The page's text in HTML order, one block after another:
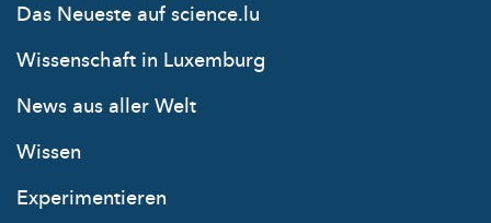
Das Neueste auf science.lu
Wissenschaft in Luxemburg
News aus aller Welt
Wissen
Experimentieren